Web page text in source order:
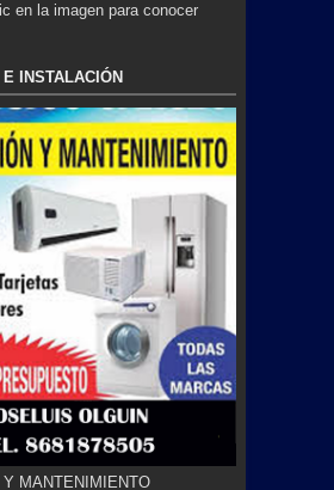
en la imagen para conocer
INSTALACIÓN
Y MANTENIMIENTO